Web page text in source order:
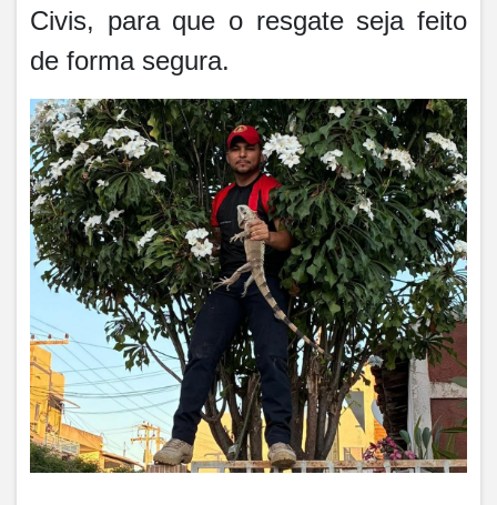
Civis, para que o resgate seja feito
de forma segura.